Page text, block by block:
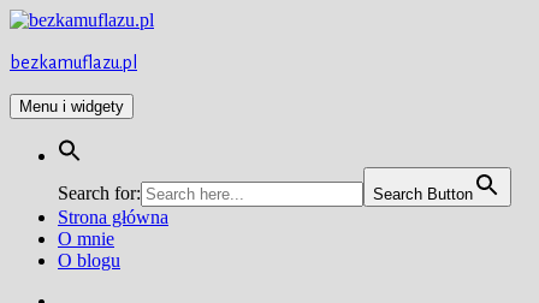
Przejdź
treści
bezkamuflazu.pl
Menu i widgety
Search for: Search Button
Strona główna
O mnie
O blogu